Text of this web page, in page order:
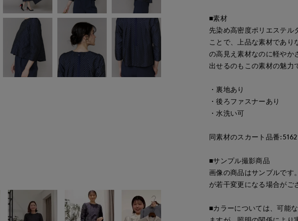
■素材
先染め高密度ポリエステル
ことで、上品な素材であ
の高見え素材なのに軽やか
出せるのもこの素材の魅力
・裏地あり
・後ろファスナーあり
・水洗い可
同素材のスカート品番
■サンプル撮影商品
画像の商品はサンプルです
が若干変更になる場合がご
■カラーについては、可能